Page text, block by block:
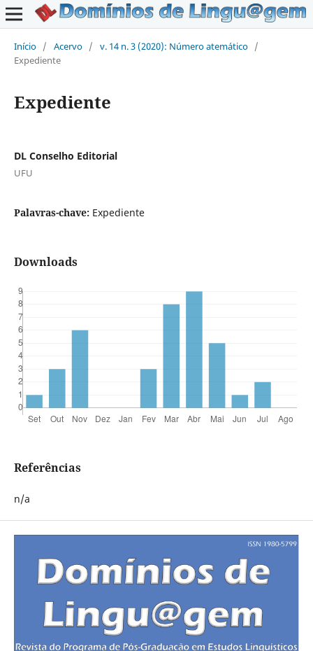
Início / Acervo / v. 14 n. 3 (2020): Número atemático /
Expediente
Expediente
DL Conselho Editorial
UFU
Palavras-chave: Expediente
Downloads
Referências
n/a